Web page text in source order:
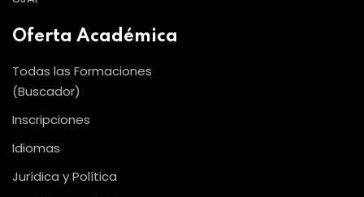
Oferta Académica
Todas las Formaciones
(Buscador)
Inscripciones
Idiomas
Jurídica y Política